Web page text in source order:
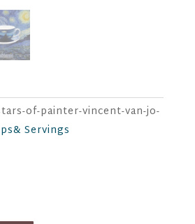
of-painter-vincent-van-jo-
Servings